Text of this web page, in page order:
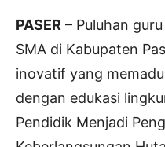
PASER – Puluhan
SMA di Kabupaten
inovatif yang
dengan edukasi
Pendidik Menjadi